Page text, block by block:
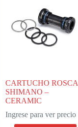
CARTUCHO ROSCA
SHIMANO –
CERAMIC
Ingrese para ver precio